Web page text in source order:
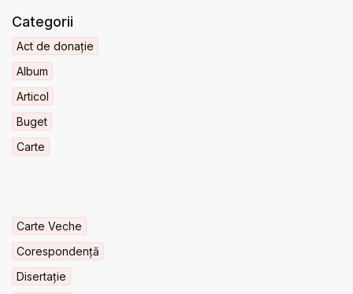
Categorii
Act de donație
Album
Articol
Buget
Carte
Carte Veche
Corespondență
Disertație